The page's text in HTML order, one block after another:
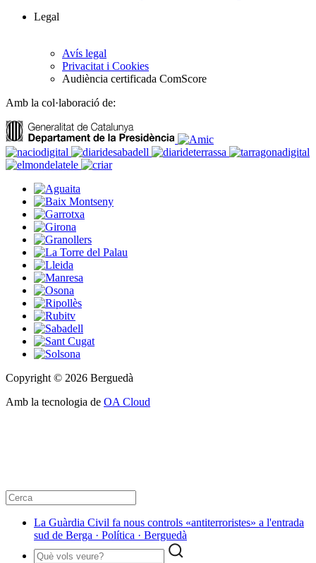
Legal
Avís legal
Privacitat i Cookies
Audiència certificada ComScore
Amb la col·laboració de:
Copyright © 2026 Berguedà
Amb la tecnologia de OA Cloud
La Guàrdia Civil fa nous controls «antiterroristes» a l'entrada
sud de Berga · Política · Berguedà